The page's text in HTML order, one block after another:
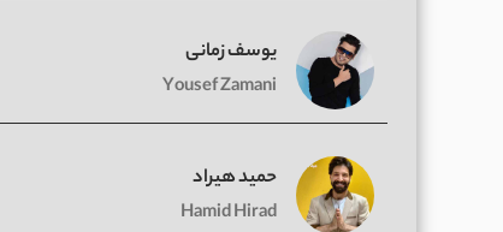
یوسف زمانی
Yousef Zamani
حمید هیراد
Hamid Hirad